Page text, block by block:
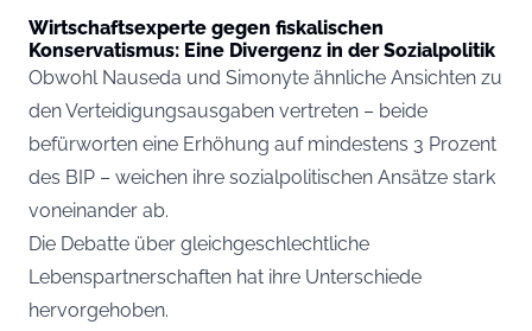
Wirtschaftsexperte gegen fiskalischen
Konservatismus: Eine Divergenz in der Sozialpolitik
Obwohl Nauseda und Simonyte ähnliche Ansichten zu
den Verteidigungsausgaben vertreten – beide
befürworten eine Erhöhung auf mindestens 3 Prozent
des BIP – weichen ihre sozialpolitischen Ansätze stark
voneinander ab.
Die Debatte über gleichgeschlechtliche
Lebenspartnerschaften hat ihre Unterschiede
hervorgehoben.